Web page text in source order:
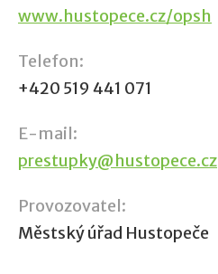
www.hustopece.cz/opsh
Telefon:
+420 519 441 071
E-mail:
prestupky@hustopece.cz
Provozovatel:
Městský úřad Hustopeče